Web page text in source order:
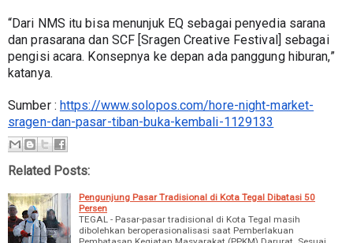
“Dari NMS itu bisa menunjuk EQ sebagai penyedia sarana
dan prasarana dan SCF [Sragen Creative Festival] sebagai
pengisi acara. Konsepnya ke depan ada panggung hiburan,”
katanya.
Sumber : https://www.solopos.com/hore-night-market-
sragen-dan-pasar-tiban-buka-kembali-1129133
Related Posts:
Pengunjung Pasar Tradisional di Kota Tegal Dibatasi 50
Persen
TEGAL - Pasar-pasar tradisional di Kota Tegal masih
dibolehkan beroperasionalisasi saat Pemberlakuan